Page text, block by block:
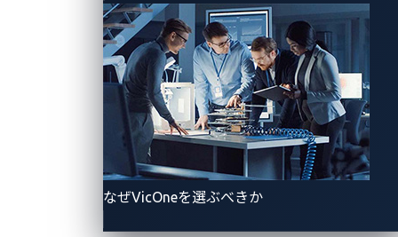
なぜVicOneを選ぶべきか
セスにつながる可能性について検討します。
車両管理システムにおける認
証リスク
基本的な認証セキュリティは、従業員や顧客の認証情
報を不正ユーザーやハッカーから保護します。しか
し、車両管理システムが機密情報を保持する仕組みに
脆弱性があると、データ漏洩や情報漏洩につながり、